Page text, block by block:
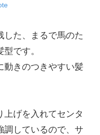
した、まるで馬のた
です。
動きのつきやすい髪
上げを入れてセンタ
調しているので、サ